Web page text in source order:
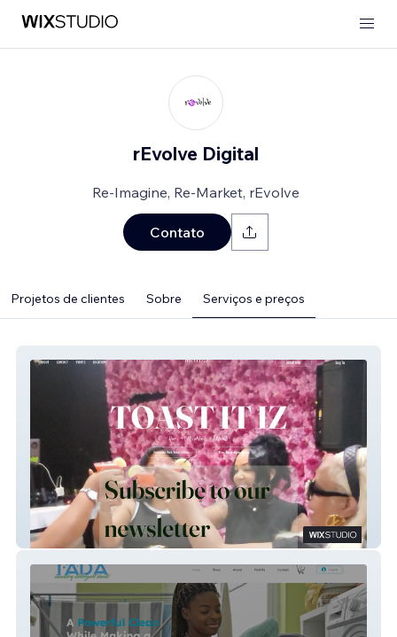
rEvolve Digital
Re-Imagine, Re-Market, rEvolve
Contato
Projetos de clientes Sobre Serviços e preços
Toast It IZ